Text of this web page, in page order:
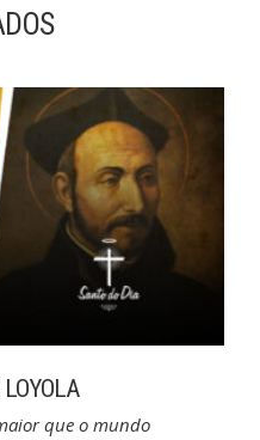
que o mundo